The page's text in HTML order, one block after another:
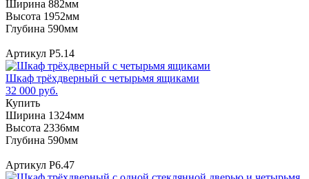
Ширина 882мм
Высота 1952мм
Глубина 590мм
Артикул Р5.14
Шкаф трёхдверный с четырьмя ящиками
32 000 руб.
Купить
Ширина 1324мм
Высота 2336мм
Глубина 590мм
Артикул Р6.47